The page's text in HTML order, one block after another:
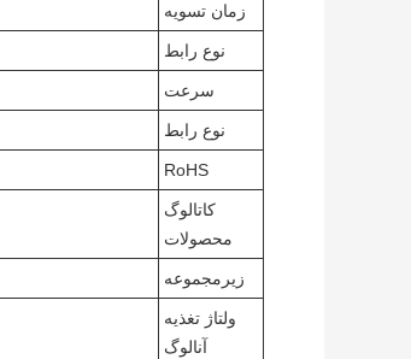
زمان تسویه
نوع رابط
سرعت
نوع رابط
RoHS
کاتالوگ
محصولات
زیرمجموعه
ولتاژ تغذیه
آنالوگ